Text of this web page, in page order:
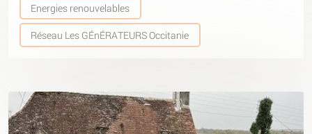
Energies renouvelables
Réseau Les GÉnÉRATEURS Occitanie